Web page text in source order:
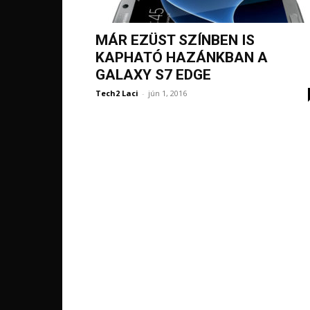
MÁR EZÜST SZÍNBEN IS
KAPHATÓ HAZÁNKBAN A
GALAXY S7 EDGE
Tech2 Laci - jún 1, 2016